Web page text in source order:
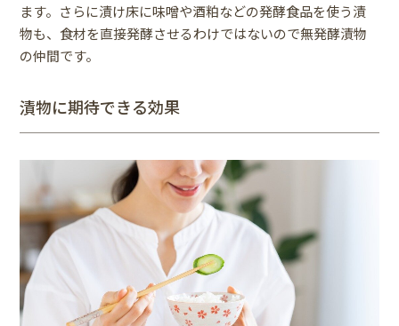
ます。さらに漬け床に味噌や酒粕などの発酵食品を使う漬
物も、食材を直接発酵させるわけではないので無発酵漬物
の仲間です。
漬物に期待できる効果